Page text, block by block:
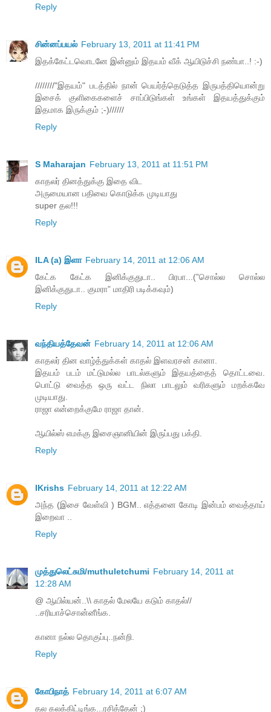
Reply
சின்னப்பயல் February 13, 2011 at 11:41 PM
இதக்கேட்டவொடனே இன்னும் இதயம் வீக் ஆயிடுச்சி நண்பா..! :-)
////////"இதயம்" படத்தில் நான் பெயர்த்தெடுத்த இருபத்தியொன்று
இசைக் குளிகைகளைச் சாப்பிடுங்கள் உங்கள் இதயத்துக்கும்
இதமாக இருக்கும் ;-)//////
Reply
S Maharajan February 13, 2011 at 11:51 PM
காதலர் தினத்துக்கு இதை விட
அருமையான பதிவை கொடுக்க முடியாது
super தல!!!
Reply
ILA (a) இளா February 14, 2011 at 12:06 AM
கேட்க கேட்க இனிக்குதுடா.. பிரபா...(”சொல்ல சொல்ல
இனிக்குதுடா.. குமரா” மாதிரி படிக்கவும்)
Reply
வந்தியத்தேவன் February 14, 2011 at 12:06 AM
காதலர் தின வாழ்த்துக்கள் காதல் இளவரசன் கானா.
இதயம் படம் மட்டுமல்ல பாடல்களும் இதயத்தைத் தொட்டவை.
பொட்டு வைத்த ஒரு வட்ட நிலா பாடலும் வரிகளும் மறக்கவே
முடியாது.
ராஜா என்றைக்குமே ராஜா தான்.
ஆயில்ஸ் எமக்கு இசைஞானியின் இருப்பது பக்தி.
Reply
IKrishs February 14, 2011 at 12:22 AM
அந்த (இசை வேள்வி ) BGM.. எத்தனை கோடி இன்பம் வைத்தாய்
இறைவா ..
Reply
முத்துலெட்சுமி/muthuletchumi February 14, 2011 at
12:28 AM
@ ஆயில்யன்..\\ காதல் மேலயே கடும் காதல்//
..சரியாச்சொன்னீங்க.
கானா நல்ல தொகுப்பு..நன்றி.
Reply
கோபிநாத் February 14, 2011 at 6:07 AM
தல கலக்கிட்டிங்க...ரசித்தேன் ;)